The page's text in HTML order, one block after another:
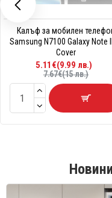
Калъф за мобилен
Samsung N7100 Galaxy Note
Cover
5.11€(9.99 лв.)
7.67€(15 лв.)